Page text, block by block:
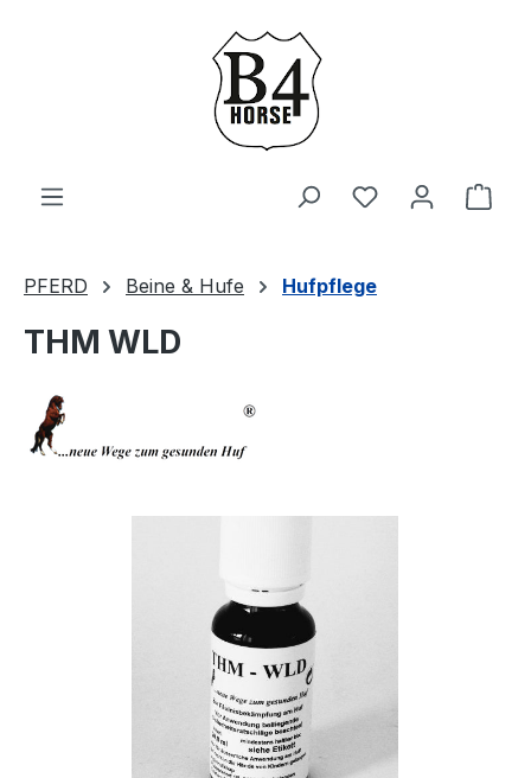
Zum Hauptinhalt springen
Du hast 0
PFERD Beine & Hufe Hufpflege
THM WLD